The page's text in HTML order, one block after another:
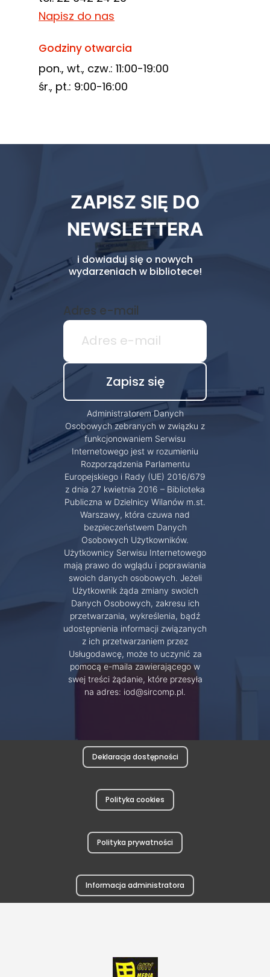
Napisz do nas
Godziny otwarcia
pon., wt., czw.: 11:00-19:00
śr., pt.: 9:00-16:00
biblioteki
ZAPISZ SIĘ DO
NEWSLETTERA
i dowiaduj się o nowych
wydarzeniach w bibliotece!
Adres e-mail
Administratorem Danych
Osobowych zebranych w związku z
funkcjonowaniem Serwisu
Internetowego jest w rozumieniu
Rozporządzenia Parlamentu
Europejskiego i Rady (UE) 2016/679
z dnia 27 kwietnia 2016 – Biblioteka
Publiczna w Dzielnicy Wilanów m.st.
Warszawy, która czuwa nad
bezpieczeństwem Danych
Osobowych Użytkowników.
Użytkownicy Serwisu Internetowego
mają prawo do wglądu i poprawiania
swoich danych osobowych. Jeżeli
Użytkownik żąda zmiany swoich
Danych Osobowych, zakresu ich
przetwarzania, wykreślenia, bądź
udostępnienia informacji związanych
z ich przetwarzaniem przez
Usługodawcę, może to uczynić za
pomocą e-maila zawierającego w
swej treści żądanie, które przesyła
na adres: iod@sircomp.pl.
Deklaracja dostępności
Polityka cookies
Polityka prywatności
Informacja administratora